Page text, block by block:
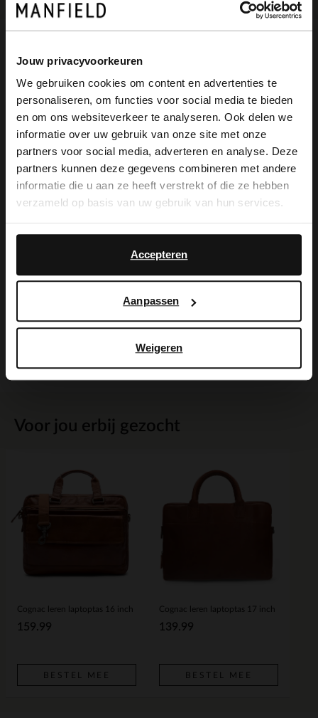
Jouw privacyvoorkeuren
We gebruiken cookies om content en advertenties te
personaliseren, om functies voor social media te bieden
en om ons websiteverkeer te analyseren. Ook delen we
informatie over uw gebruik van onze site met onze
partners voor social media, adverteren en analyse. Deze
partners kunnen deze gegevens combineren met andere
informatie die u aan ze heeft verstrekt of die ze hebben
verzameld op basis van uw gebruik van hun services.
Accepteren
Aanpassen
Weigeren
Voor jou erbij gezocht
Cognac leren laptoptas 16 inch
159.99
BESTEL MEE
Cognac leren laptoptas 17 inch
139.99
BESTEL MEE
Omschrijving
Cognac leren gespschoenen van Manfield
met platte hak. We adviseren als
verzorging en bescherming de Collonil
Carbon Pro.
Bezorgen & retour
×
View this website in English?
It looks like your language isn't Dutch. Would
you like to switch to English?
English